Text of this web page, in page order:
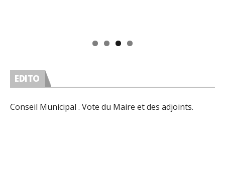
EDITO
Conseil Municipal . Vote du Maire et des adjoints.